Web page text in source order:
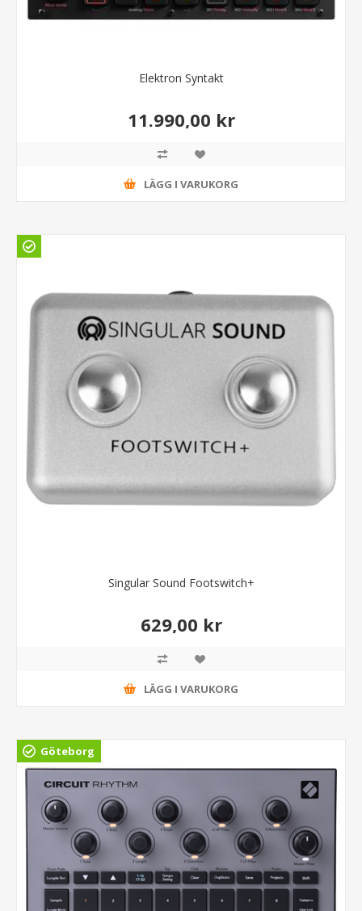
Elektron Syntakt
11.990,00 kr
LÄGG I VARUKORG
Singular Sound Footswitch+
629,00 kr
LÄGG I VARUKORG
Göteborg